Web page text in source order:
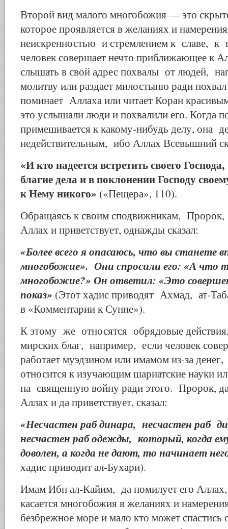
Второй вид малого многобожия — это
которое проявляется в желаниях и
неискренностью и стремлением к славе, к
человек совершает нечто приближающее к
слышать в свой адрес похвалы от людей,
молитву или раздает милостыню ради
поминает Аллаха или читает Коран
это услышали люди и похвалили его. Когда
примешивается к какому-нибудь делу, она
недействительным, ибо Аллах Всевышний
«И кто надеется встретить своего
благие дела и в поклонении Господу
к Нему никого» («Пещера», 110).
Обращаясь к своим сподвижникам, Пророк,
Аллах и приветствует, однажды сказал:
«Более всего я опасаюсь, что вы станете
многобожие». Они спросили его: «А что
многобожие?» Он ответил: «Это
показ» (Этот хадис приводят Ахмад, ат-
в «Комментарии к Сунне»).
К этому же относятся обрядовые
мирских благ, например, если человек
работает муэдзином или имамом из-за
относится к изучающим шариатские науки
на священную войну ради этого. Пророк, да
Аллах и да приветствует, сказал:
«Несчастен раб динара, несчастен раб
несчастен раб одежды, который, когда
доволен, а когда не дают, то начинает
хадис приводит ал-Бухари).
Имам Ибн ал-Кайим, да помилует его Аллах,
касается многобожия в желаниях и
безбрежное море и мало кто может спастись